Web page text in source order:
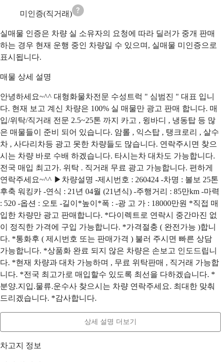
미인증(직거래)
실매물 인증은 차량 실 소유자의 요청에 따라 딜러가 중개 판매
하는 경우 현재 운행 중인 차량일 수 있으며, 실매물 미인증으로
표시됩니다.
매물 상세 설명
안녕하세요~^^ 대형화물차전문 수성트럭 " 심범진 " 대표 입니
다. 현재 보고 계신 차량은 100% 실 매물만 광고 판매 합니다. 매
입/위탁/직거래 전문 2.5~25톤 까지 카고 , 윙바디 , 냉동탑 등 많
은 매물들이 준비 되어 있습니다. 암롤 , 익스탑 , 탱크로리 , 살수
차 , 사다리차등 광고 못한 차량들도 많습니다. 연락주시면 찾으
시는 차량 바로 수배 하겠습니다. 타시는차 대차도 가능합니다.
전국 매입 최고가. 위탁 . 직거래 무료 광고 가능합니다. 편하게
연락주세요~^^ ▶차량설명 -제시번호 : 260424 -차명 : 볼보 25톤
후축 워킹카 -연식 : 21년 04월 (21년식) -주행거리 : 85만km -마력
: 520 -옵션 : 오토 -길이*높이*폭 : -광 고 가 : 18000만원 *직접 매
입한 차량만 광고 판매합니다. *다이렉트로 연락시 중간마진 없
이 정직한 가격에 구입 가능합니다. *가격절충 ( 완전가능 )합니
다. *통화후 ( 제시번호 또는 판매가격 ) 불러 주시면 빠른 상담
가능합니다. *상품화 완료 되지 않은 차량은 손보고 인도드립니
다. *현재 차량과 대차 가능하며 , 무료 위탁판매 , 직거래 가능합
니다. *전국 최고가로 매입할수 있도록 최선을 다하겠습니다. *
분양.지입.물류.운수사 찾으시는 차량 연락주세요. 최대한 맞춰
드리겠습니다. *감사합니다.
상세 설명 더보기
차고지 정보